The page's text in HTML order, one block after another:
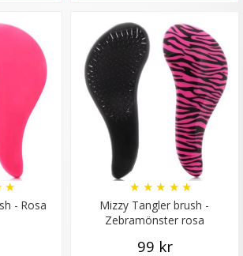
★ ★★
LÄGG I VARUKORG
- Rosa
★
Mizzy Tangler brush -
Zebramönster rosa
★ ★ ★ ★ ★
99 kr